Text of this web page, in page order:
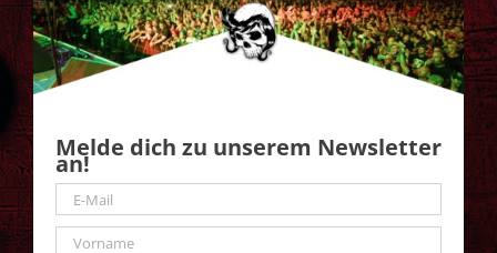
Melde dich zu unserem Newsletter
an!